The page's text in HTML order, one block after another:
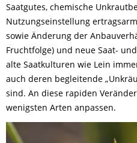
Saatgutes, chemische
Nutzungseinstellung
sowie Änderung der
Fruchtfolge) und neue Saat-
alte Saatkulturen wie Lein
auch deren begleitende
sind. An diese rapiden
wenigsten Arten anpassen.